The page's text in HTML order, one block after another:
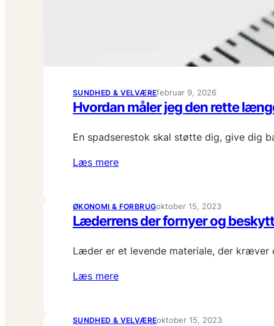
SUNDHED & VELVÆREfebruar 9, 2026
Hvordan måler jeg den rette
En spadserestok skal støtte dig, give dig
Læs mere
ØKONOMI & FORBRUGoktober 15, 2023
Læderrens der fornyer og
Læder er et levende materiale, der kræver
Læs mere
SUNDHED & VELVÆREoktober 15, 2023